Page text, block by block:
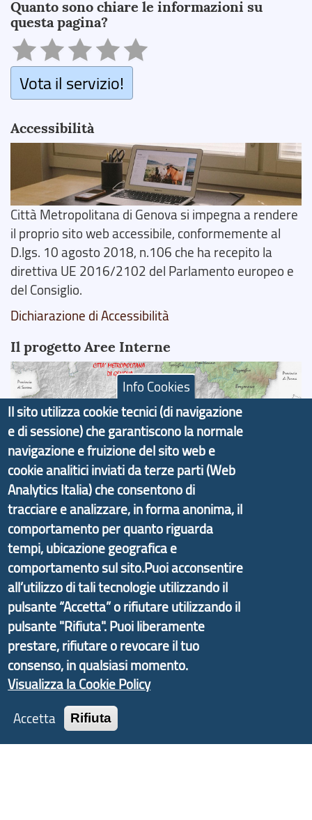
Quanto sono chiare le informazioni su
questa pagina?
Vota il servizio!
Accessibilità
Città Metropolitana di Genova si impegna a rendere
il proprio sito web accessibile, conformemente al
D.lgs. 10 agosto 2018, n.106 che ha recepito la
direttiva UE 2016/2102 del Parlamento europeo e
del Consiglio.
Dichiarazione di Accessibilità
Il progetto Aree Interne
Il portale di marketing territoriale e sviluppo locale
di Genova Città Metropolitana si è sviluppato a
partire dal progetto nazionale Aree Interne
promosso dal Dipartimento per lo Sviluppo
Economico e finalizzato al rilancio socio-economico
delle valli dell’entroterra. In particolare fornisce
informazioni ed aggiornamenti sulla
d'Area Antola-Tigullio, in collaborazione con Regione
Liguria ed ANCI Liguria.
Copyright © 2017 Città metropolitana di Genova |
CF: 80007350103
Tecnologie e Accessibilità
Info Cookies
Il sito utilizza cookie tecnici (di navigazione
e di sessione) che garantiscono la normale
navigazione e fruizione del sito web e
cookie analitici inviati da terze parti (Web
Analytics Italia) che consentono di
tracciare e analizzare, in forma anonima, il
comportamento per quanto riguarda
tempi, ubicazione geografica e
comportamento sul sito.Puoi acconsentire
all’utilizzo di tali tecnologie utilizzando il
pulsante “Accetta” o rifiutare utilizzando il
pulsante "Rifiuta". Puoi liberamente
prestare, rifiutare o revocare il tuo
consenso, in qualsiasi momento.
Visualizza la Cookie Policy
Accetta
Rifiuta